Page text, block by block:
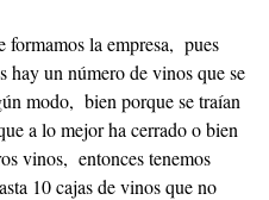
formamos la empresa, pues
hay un número de vinos que se
modo, bien porque se traían
a lo mejor ha cerrado o bien
vinos, entonces tenemos
10 cajas de vinos que no